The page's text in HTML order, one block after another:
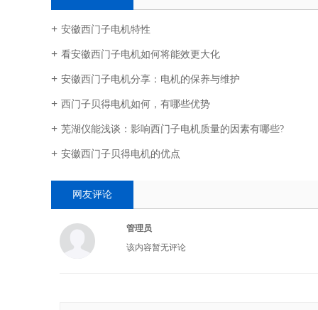
安徽西门子电机特性
看安徽西门子电机如何将能效更大化
安徽西门子电机分享：电机的保养与维护
西门子贝得电机如何，有哪些优势
芜湖仪能浅谈：影响西门子电机质量的因素有哪些?
安徽西门子贝得电机的优点
网友评论
管理员
该内容暂无评论